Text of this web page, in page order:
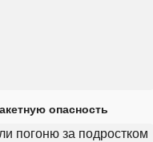
опасность